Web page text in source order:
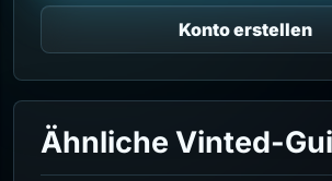
Konto erstellen
Ähnliche Vinted-